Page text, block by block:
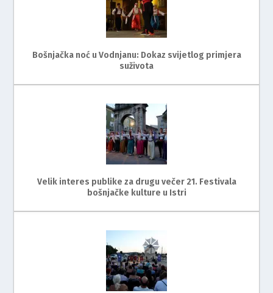
Bošnjačka noć u Vodnjanu: Dokaz svijetlog primjera
suživota
Velik interes publike za drugu večer 21. Festivala
bošnjačke kulture u Istri